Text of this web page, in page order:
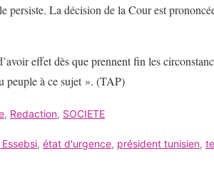
persiste. La décision de la Cour est
effet dès que prennent fin les
peuple à ce sujet ». (TAP)
, Redaction, SOCIETE
, état d'urgence, président tunisien,